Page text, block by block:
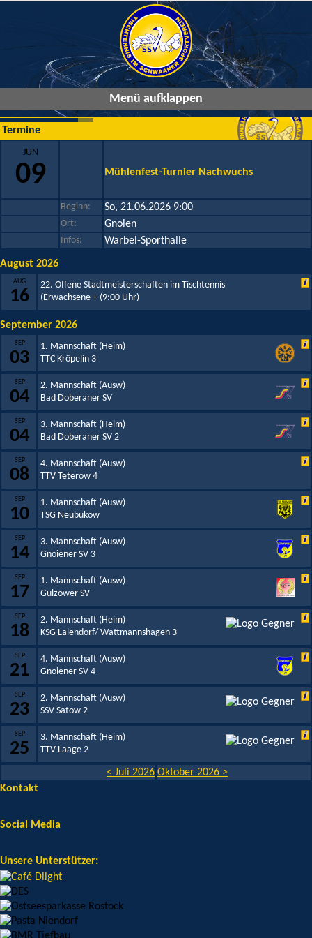
Menü aufklappen
Termine
JUN
09 Mühlenfest-Turnier Nachwuchs
Beginn: So, 21.06.2026 9:00
Ort: Gnoien
Infos: Warbel-Sporthalle
August 2026
AUG
16
22. Offene Stadtmeisterschaften im Tischtennis
(Erwachsene + (9:00 Uhr)
September 2026
SEP
03
1. Mannschaft (Heim)
TTC Kröpelin 3
SEP
04
2. Mannschaft (Ausw)
Bad Doberaner SV
SEP
04
3. Mannschaft (Heim)
Bad Doberaner SV 2
SEP
08
4. Mannschaft (Ausw)
TTV Teterow 4
SEP
10
1. Mannschaft (Ausw)
TSG Neubukow
SEP
14
3. Mannschaft (Ausw)
Gnoiener SV 3
SEP
17
1. Mannschaft (Ausw)
Gülzower SV
SEP
18
2. Mannschaft (Heim)
KSG Lalendorf/ Wattmannshagen 3
SEP
21
4. Mannschaft (Ausw)
Gnoiener SV 4
SEP
23
2. Mannschaft (Ausw)
SSV Satow 2
SEP
25
3. Mannschaft (Heim)
TTV Laage 2
< Juli 2026 Oktober 2026 >
Kontakt
Social Media
Unsere Unterstützer: